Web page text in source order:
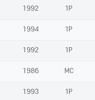
1992 1Р
1994 1Р
1992 1Р
1986 МС
1993 1Р